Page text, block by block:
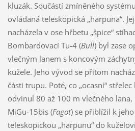
kluzák. Součástí zmíněného
ovládaná teleskopická „harpuna“.
nacházela v ose hřbetu „špice“
Bombardovací Tu-4 (Bull) byl zase
vlečným lanem s koncovým
kužele. Jeho vývod se přitom
části trupu. Poté, co „ocasní“
odvinul 80 až 100 m vlečného
MiGu-15bis (Fagot) se přiblížil k
teleskopickou „harpunu“ do